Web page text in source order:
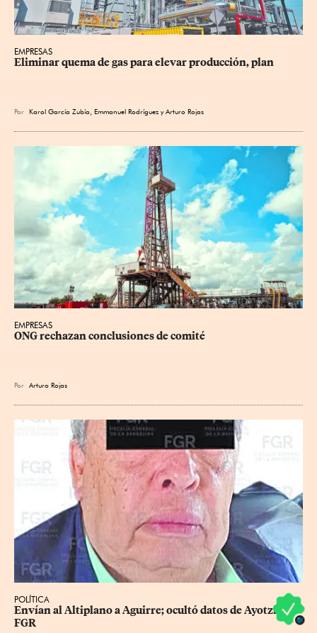
EMPRESAS
Eliminar quema de gas para elevar producción, plan
Por Karol García Zubía Emmanuel Rodríguez yArturo Rojas
EMPRESAS
ONG rechazan conclusiones de comité
Por Arturo Rojas
POLÍTICA
Envían al Altiplano a Aguirre; ocultó datos de Ayotzi:
FGR